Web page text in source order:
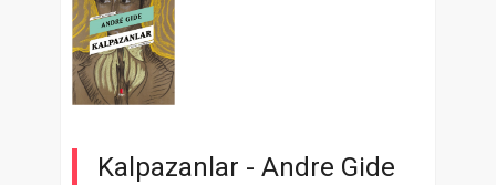
Kalpazanlar - Andre Gide